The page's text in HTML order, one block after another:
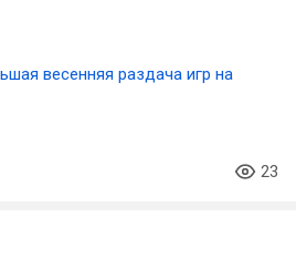
весенняя раздача игр на
23